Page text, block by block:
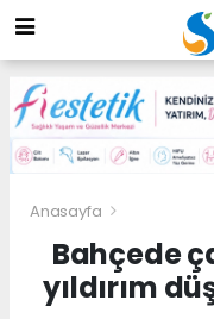
Anasayfa
Bahçede
yıldırım